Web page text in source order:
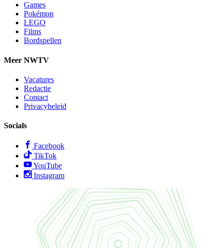
Games
Pokémon
LEGO
Films
Bordspellen
Meer NWTV
Vacatures
Redactie
Contact
Privacybeleid
Socials
Facebook
TikTok
YouTube
Instagram